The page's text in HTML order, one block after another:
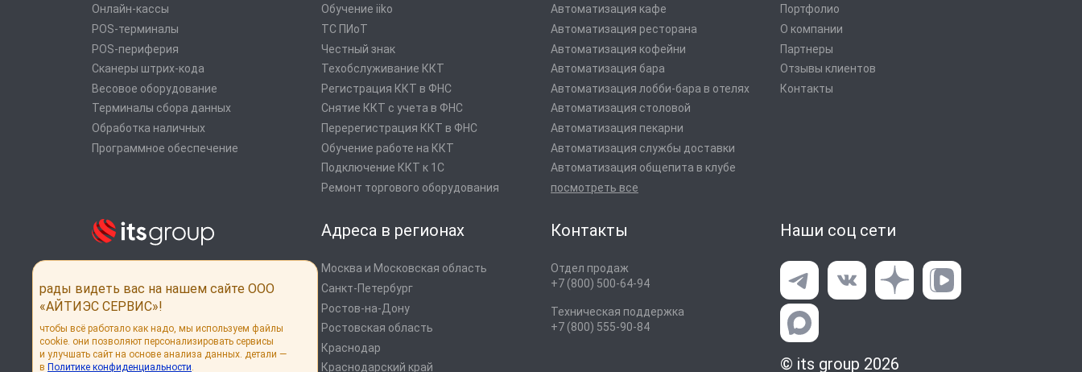
рынка
Дистрибуция POS оборудования
Россия, г. Москва, ул. Выборгская, 16,
стр. 1
Контакты
Отдел продаж
+7 (800) 500-64-94
Техническая поддержка
+7 (800) 555-90-84
Адреса в регионах
Москва и Московская область
Санкт-Петербург
Ростов-на-Дону
Ростовская область
Краснодар
Краснодарский край
Онлайн-кассы
POS-терминалы
POS-периферия
Сканеры штрих-кода
Весовое оборудование
Терминалы сбора данных
Обработка наличных
Программное обеспечение
Обучение iiko
ТС ПИоТ
Честный знак
Техобслуживание ККТ
Регистрация ККТ в ФНС
Снятие ККТ с учета в ФНС
Перерегистрация ККТ в ФНС
Обучение работе на ККТ
Подключение ККТ к 1С
Ремонт торгового оборудования
Автоматизация кафе
Автоматизация ресторана
Автоматизация кофейни
Автоматизация бара
Автоматизация лобби-бара в отелях
Автоматизация столовой
Автоматизация пекарни
Автоматизация службы доставки
Автоматизация общепита в клубе
посмотреть все
Портфолио
О компании
Партнеры
Отзывы клиентов
Контакты
Наши соц сети
© its group 2026
рады видеть вас на нашем сайте ООО
«АЙТИЭС СЕРВИС»!
чтобы всё работало как надо, мы используем файлы
cookie. они позволяют персонализировать сервисы
и улучшать сайт на основе анализа данных. детали —
в Политике конфиденциальности.